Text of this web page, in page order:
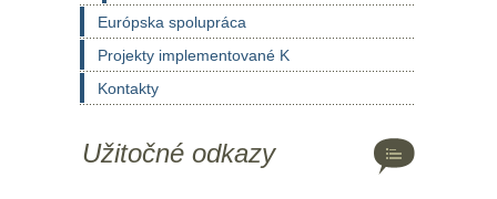
Európska spolupráca
Projekty implementované K
Kontakty
Užitočné odkazy